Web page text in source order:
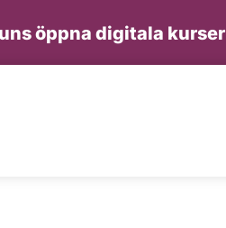
öppna digitala kurser